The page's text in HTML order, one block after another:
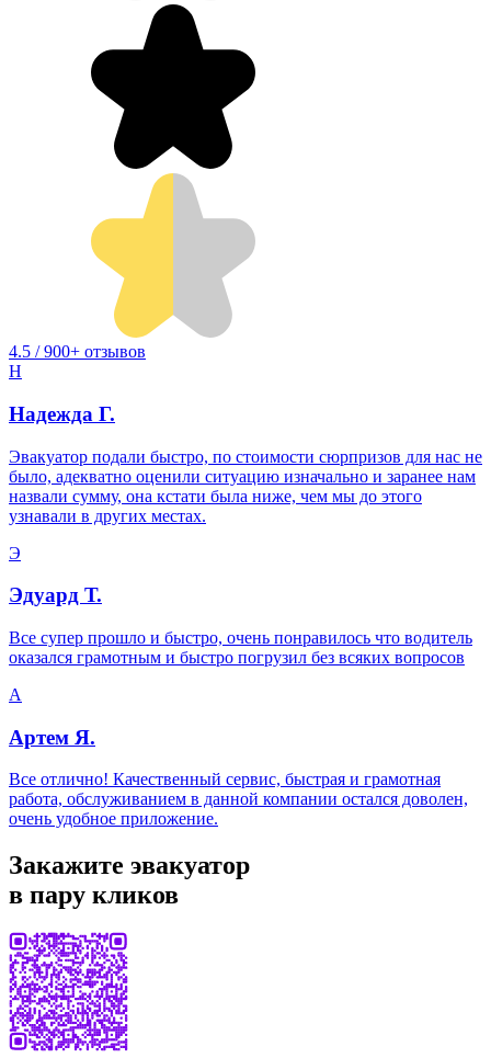
4.5 / 900+ отзывов
Н
Надежда Г.
Эвакуатор подали быстро, по стоимости сюрпризов для нас не
было, адекватно оценили ситуацию изначально и заранее нам
назвали сумму, она кстати была ниже, чем мы до этого
узнавали в других местах.
Э
Эдуард Т.
Все супер прошло и быстро, очень понравилось что водитель
оказался грамотным и быстро погрузил без всяких вопросов
А
Артем Я.
Все отлично! Качественный сервис, быстрая и грамотная
работа, обслуживанием в данной компании остался доволен,
очень удобное приложение.
Закажите эвакуатор
в пару кликов